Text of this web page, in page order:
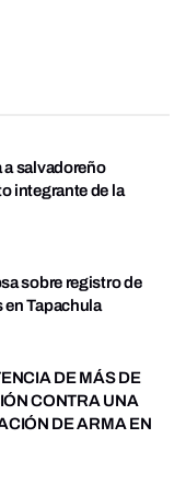
a salvadoreño
integrante de la
sobre registro de
en Tapachula
DE MÁS DE
CONTRA UNA
DE ARMA EN